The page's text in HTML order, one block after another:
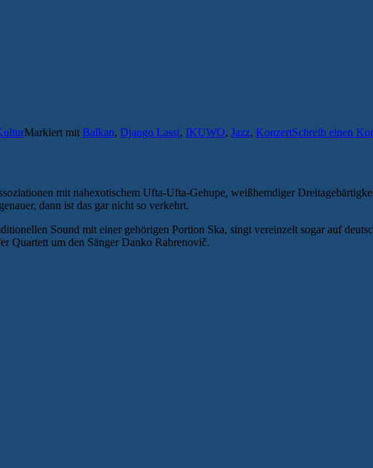
Markiert mit Balkan, Django Lassi, IKUWO, Jazz, KonzertSchreib einen
mit nahexotischem Ufta-Ufta-Gehupe, weißhemdiger
genauer, dann ist das gar nicht so verkehrt.
Sound mit einer gehörigen Portion Ska, singt vereinzelt sogar auf
Quartett um den Sänger Danko Rabrenovič.